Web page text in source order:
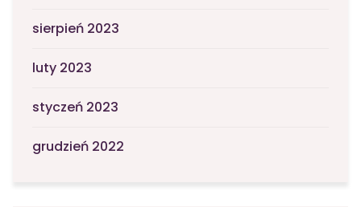
sierpień 2023
luty 2023
styczeń 2023
grudzień 2022